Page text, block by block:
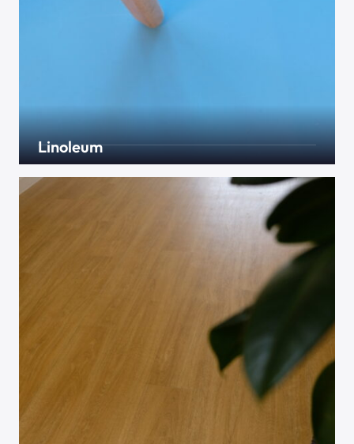
Linoleum
Na – haben Sie auch den alten Schulgeruch des
Linoleums in der Nase beim lesen des Worts? Der
Geruch hat sich nicht geändert, aber dafür die
Designs und Möglichkeiten die sich ergeben mit
diesem Belag aus natürlichen Rohstoffen.